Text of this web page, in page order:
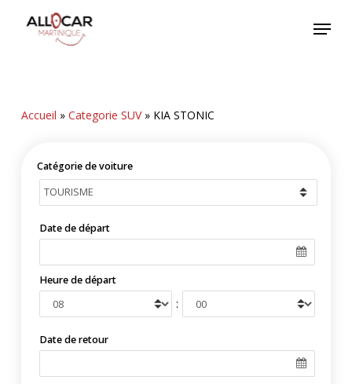
Menu
Accueil » Categorie SUV» KIA STONIC
Catégorie de voiture
Date de départ
Heure de départ
:
Date de retour